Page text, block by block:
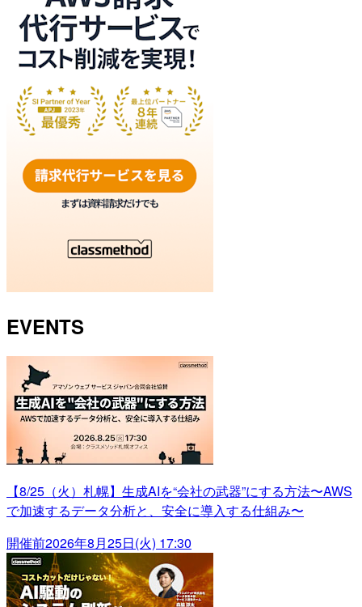
EVENTS
【8/25（火）札幌】生成AIを“会社の武器”にする方法〜AWS
で加速するデータ分析と、安全に導入する仕組み〜
開催前2026年8月25日(火) 17:30